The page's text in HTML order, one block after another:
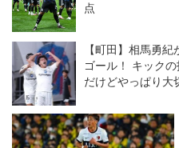
点
【町田】相馬勇
ゴール！ キック
だけどやっぱり大